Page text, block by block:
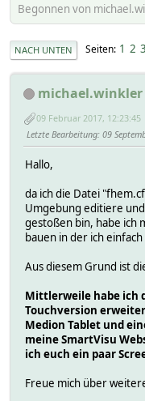
Begonnen von
NACH UNTEN Seiten 1 2 3
michael.winkler
09 Februar 2017, 12:23:45
Letzte Bearbeitung: 09
Hallo,
da ich die Datei
Umgebung editiere
gestoßen bin, habe ich
bauen in der ich
Aus diesem Grund ist
Mittlerweile habe ich
Touchversion
Medion Tablet und
meine SmartVisu
ich euch ein paar
Freue mich über